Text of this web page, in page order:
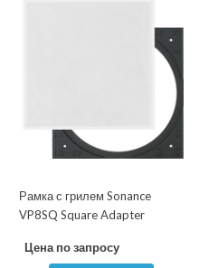
Рамка с грилем Sonance
VP8SQ Square Adapter
Цена по запросу